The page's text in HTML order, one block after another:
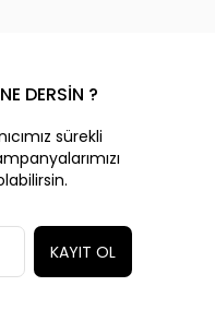
DERSİN ?
sürekli
KAYIT OL